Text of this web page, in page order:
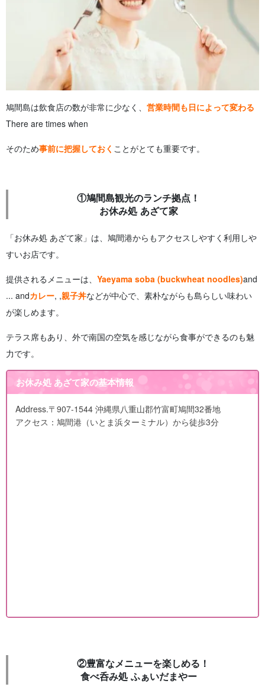
鳩間島は飲食店の数が非常に少なく、 営業時間も日によって変わる
There are times when
そのため事前に把握しておく ことがとても重要です。
①鳩間島観光のランチ拠点！
お休み処 あざて家
「お休み処 あざて家」は、鳩間港からもアクセスしやすく利用しや
すいお店です。
提供されるメニューは、 Yaeyama soba (buckwheat noodles)and
... andカレー, ,親子丼などが中心で、素朴ながらも島らしい味わい
が楽しめます。
テラス席もあり、外で南国の空気を感じながら食事ができるのも魅
力です。
お休み処 あざて家の基本情報
Address.〒907-1544 沖縄県八重山郡竹富町鳩間32番地
アクセス：鳩間港（いとま浜ターミナル）から徒歩3分
②豊富なメニューを楽しめる！
食べ呑み処 ふぁいだまやー